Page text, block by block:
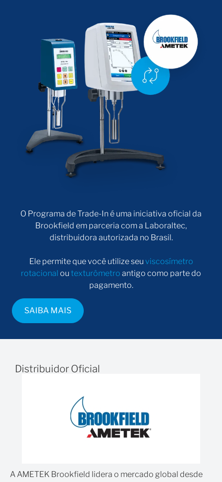
O Programa de Trade-In é uma iniciativa oficial da
Brookfield em parceria com a Laboraltec,
distribuidora autorizada no Brasil.
Ele permite que você utilize seu viscosímetro
rotacional ou texturômetro antigo como parte do
pagamento.
SAIBA MAIS
Distribuidor Oficial
A AMETEK Brookfield lidera o mercado global desde